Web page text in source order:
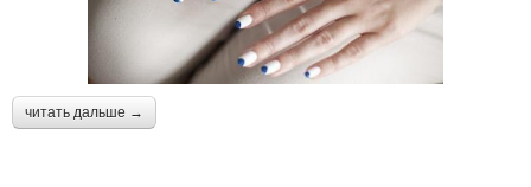
читать дальше →